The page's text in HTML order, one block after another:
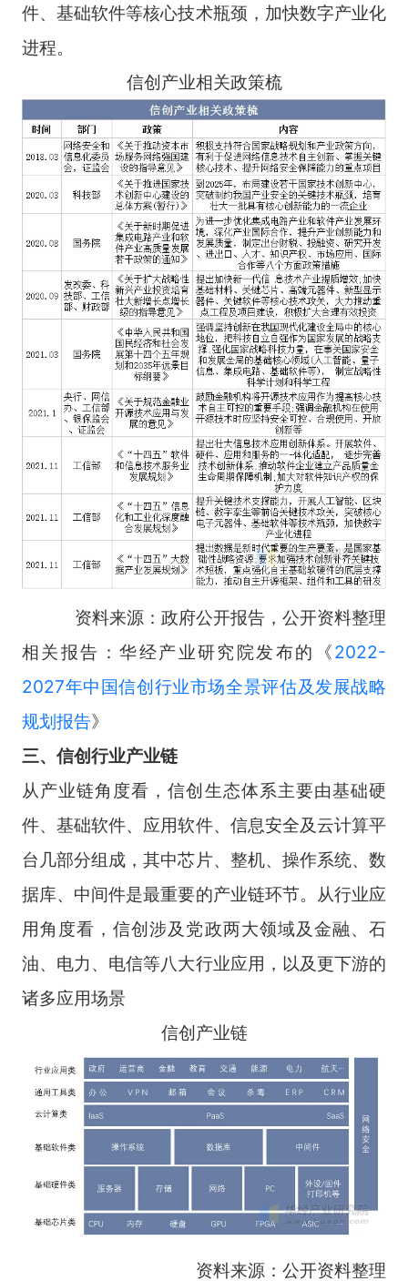
件、基础软件等核心技术瓶颈，加快数字产业化
进程。
信创产业相关政策梳
资料来源：政府公开报告，公开资料整理
相关报告：华经产业研究院发布的《2022-
2027年中国信创行业市场全景评估及发展战略
规划报告》
三、信创行业产业链
从产业链角度看，信创生态体系主要由基础硬
件、基础软件、应用软件、信息安全及云计算平
台几部分组成，其中芯片、整机、操作系统、数
据库、中间件是最重要的产业链环节。从行业应
用角度看，信创涉及党政两大领域及金融、石
油、电力、电信等八大行业应用，以及更下游的
诸多应用场景
信创产业链
资料来源：公开资料整理